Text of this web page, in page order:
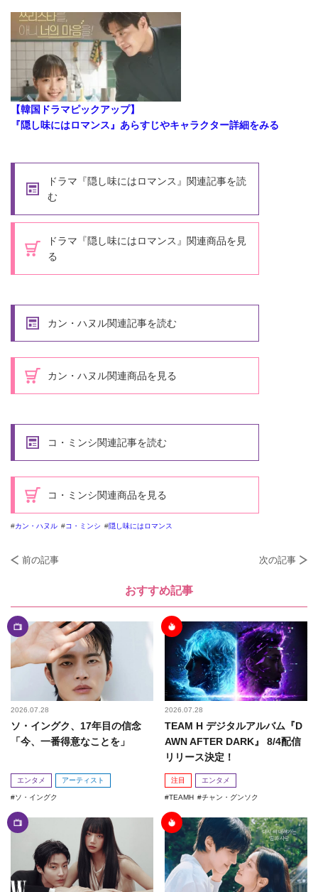
【韓国ドラマピックアップ】
『隠し味にはロマンス』あらすじやキャラクター詳細をみる
ドラマ『隠し味にはロマンス』関連記事を読
む
ドラマ『隠し味にはロマンス』関連商品を見
る
カン・ハヌル関連記事を読む
カン・ハヌル関連商品を見る
コ・ミンシ関連記事を読む
コ・ミンシ関連商品を見る
カン・ハヌル コ・ミンシ 隠し味にはロマンス
前の記事 次の記事
おすすめ記事
2026.07.28
ソ・イングク、17年目の信念
「今、一番得意なことを」
エンタメ アーティスト
ソ・イングク
2026.07.28
TEAM H デジタルアルバム『D
AWN AFTER DARK』 8/4配信
リリース決定！
注目 エンタメ
TEAMH チャン・グンソク